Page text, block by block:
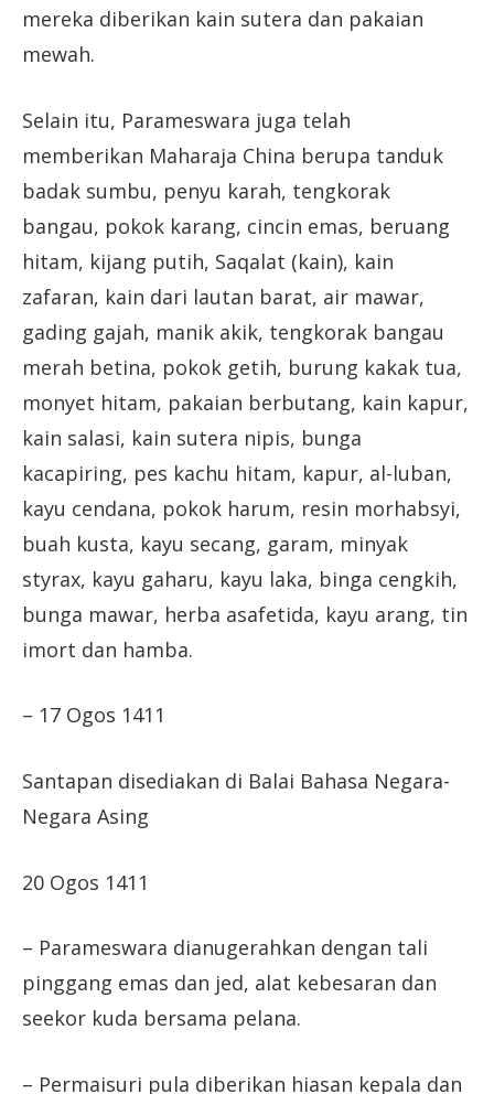
mereka diberikan kain sutera dan pakaian
mewah.
Selain itu, Parameswara juga telah
memberikan Maharaja China berupa tanduk
badak sumbu, penyu karah, tengkorak
bangau, pokok karang, cincin emas, beruang
hitam, kijang putih, Saqalat (kain), kain
zafaran, kain dari lautan barat, air mawar,
gading gajah, manik akik, tengkorak bangau
merah betina, pokok getih, burung kakak tua,
monyet hitam, pakaian berbutang, kain kapur,
kain salasi, kain sutera nipis, bunga
kacapiring, pes kachu hitam, kapur, al-luban,
kayu cendana, pokok harum, resin morhabsyi,
buah kusta, kayu secang, garam, minyak
styrax, kayu gaharu, kayu laka, binga cengkih,
bunga mawar, herba asafetida, kayu arang, tin
imort dan hamba.
– 17 Ogos 1411
Santapan disediakan di Balai Bahasa Negara-
Negara Asing
20 Ogos 1411
– Parameswara dianugerahkan dengan tali
pinggang emas dan jed, alat kebesaran dan
seekor kuda bersama pelana.
– Permaisuri pula diberikan hiasan kepala dan